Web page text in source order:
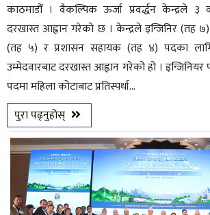
काठमाडौँ । वैकल्पिक ऊर्जा प्रवर्द्धन केन्द्रले ३
दरखास्त आह्वान गरेको छ । केन्द्रले इन्जिनिर (तह
(तह ५) र प्रशासन सहायक (तह ४) पदका
उम्मेदवारबाट दरखास्त आह्वान गरेको हो ।
पदमा महिला कोटाबाट प्रतिस्पर्धा...
पुरा पढ्नुहोस्